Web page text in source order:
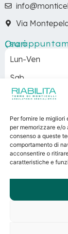
Per fornire le
per memorizzare e/
consenso a queste
comportamento di
acconsentire o
caratteristiche e
Via
Orari
(su
Lun-Ven
Sab
Dom
Terme di
(Parma)
P.IVA
Direttore